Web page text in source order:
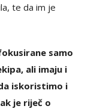
te da im je
samo
ali imaju i
iskoristimo i
je riječ o